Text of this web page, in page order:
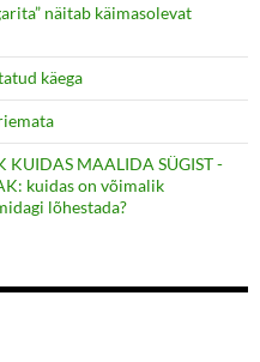
näitab käimasolevat
käega
KUIDAS MAALIDA SÜGIST -
kuidas on võimalik
lõhestada?